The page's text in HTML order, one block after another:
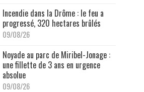
Incendie dans la Drôme : le feu a
progressé, 320 hectares brûlés
09/08/26
Noyade au parc de Miribel-Jonage :
une fillette de 3 ans en urgence
absolue
09/08/26